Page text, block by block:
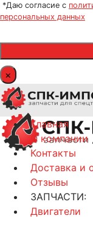
*Даю согласие с
персональных данных
×
Главная
О компании
Контакты
Доставка и
Отзывы
ЗАПЧАСТИ:
Двигатели